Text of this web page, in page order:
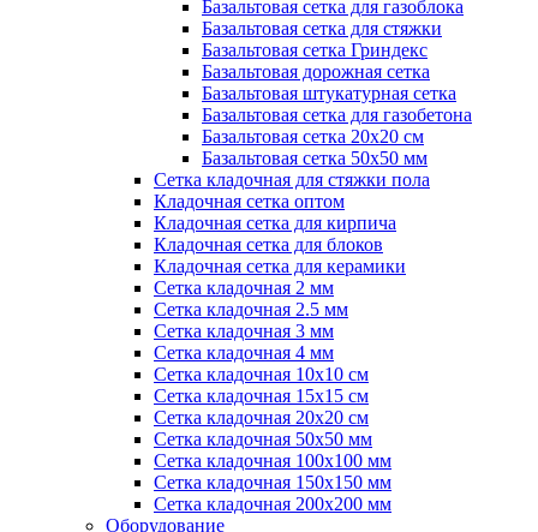
Базальтовая сетка для газоблока
Базальтовая сетка для стяжки
Базальтовая сетка Гриндекс
Базальтовая дорожная сетка
Базальтовая штукатурная сетка
Базальтовая сетка для газобетона
Базальтовая сетка 20x20 см
Базальтовая сетка 50x50 мм
Сетка кладочная для стяжки пола
Кладочная сетка оптом
Кладочная сетка для кирпича
Кладочная сетка для блоков
Кладочная сетка для керамики
Сетка кладочная 2 мм
Сетка кладочная 2.5 мм
Сетка кладочная 3 мм
Сетка кладочная 4 мм
Сетка кладочная 10x10 см
Сетка кладочная 15x15 см
Сетка кладочная 20x20 см
Сетка кладочная 50x50 мм
Сетка кладочная 100x100 мм
Сетка кладочная 150x150 мм
Сетка кладочная 200x200 мм
Оборудование